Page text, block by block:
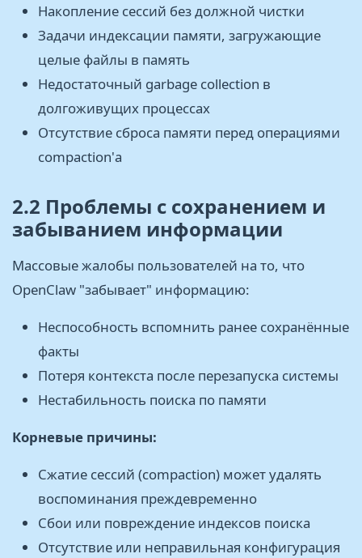
Накопление сессий без должной чистки
Задачи индексации памяти, загружающие
целые файлы в память
Недостаточный garbage collection в
долгоживущих процессах
Отсутствие сброса памяти перед операциями
compaction'а
2.2 Проблемы с сохранением и
забыванием информации
Массовые жалобы пользователей на то, что
OpenClaw "забывает" информацию:
Неспособность вспомнить ранее сохранённые
факты
Потеря контекста после перезапуска системы
Нестабильность поиска по памяти
Корневые причины:
Сжатие сессий (compaction) может удалять
воспоминания преждевременно
Сбои или повреждение индексов поиска
Отсутствие или неправильная конфигурация